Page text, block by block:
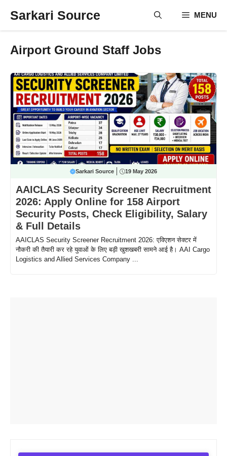
Sarkari Source MENU
Airport Ground Staff Jobs
Sarkari Source 19 May 2026
AAICLAS Security Screener Recruitment
2026: Apply Online for 158 Airport
Security Posts, Check Eligibility, Salary
& Full Details
AAICLAS Security Screener Recruitment 2026: एविएशन सेक्टर में
नौकरी की तैयारी कर रहे युवाओं के लिए बड़ी खुशखबरी सामने आई है। AAI Cargo
Logistics and Allied Services Company ...